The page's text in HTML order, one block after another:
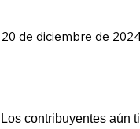
20 de diciembre de
Los contribuyentes aún